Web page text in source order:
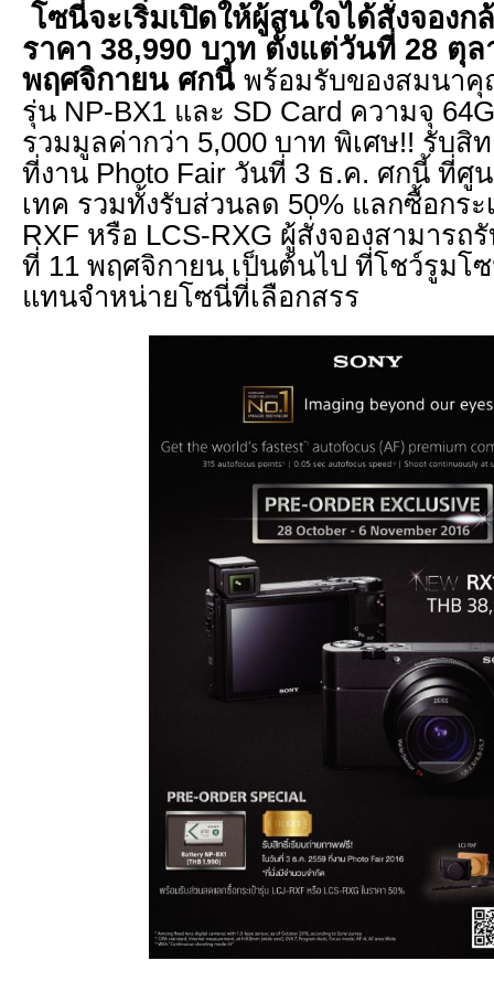
โซนี่จะเริ่มเปิดให้ผู้สนใจได้สั่งจองก
ราคา 38,990 บาท ตั้งแต่วันที่ 28 ตุ
พฤศจิกายน ศกนี้ พร้อมรับของสมนา
รุ่น NP-BX1 และ SD Card ความจุ
รวมมูลค่ากว่า 5,000 บาท พิเศษ!! รับสิ
ที่งาน Photo Fair วันที่ 3 ธ.ค. ศกนี้ ที่ศู
เทค รวมทั้งรับส่วนลด 50% แลกซื้อกระ
RXF หรือ LCS-RXG ผู้สั่งจองสามาร
ที่ 11 พฤศจิกายน เป็นต้นไป ที่โชว์รูมโ
แทนจำหน่ายโซนี่ที่เลือกสรร